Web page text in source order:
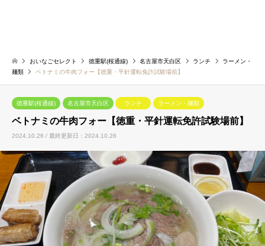
おいなごセレクト 徳重駅(桜通線) 名古屋市天白区 ランチ
ラーメン・
麺類
ベトナミの牛肉フォー【徳重・平針運転免許試験場前】
徳重駅(桜通線) 名古屋市天白区 ランチ ラーメン・麺類
ベトナミの牛肉フォー【徳重・平針運転免許試験場前】
2024.10.26 / 最終更新日：2024.10.26